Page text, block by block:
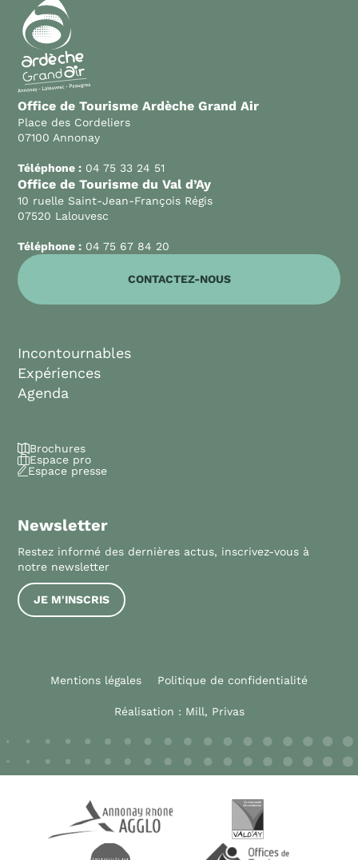
Office de Tourisme Ardèche Grand Air
Place des Cordeliers
07100 Annonay
Téléphone : 04 75 33 24 51
Office de Tourisme du Val d’Ay
10 ruelle Saint-Jean-François Régis
07520 Lalouvesc
Téléphone : 04 75 67 84 20
CONTACTEZ-NOUS
Incontournables
Expériences
Agenda
Brochures
Espace pro
Espace presse
Newsletter
Restez informé des dernières actus, inscrivez-vous à
notre newsletter
JE M'INSCRIS
Mentions légales Politique de confidentialité
Réalisation : Mill, Privas